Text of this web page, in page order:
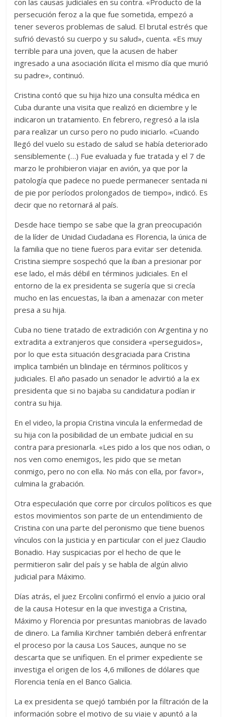
con las causas judiciales en su contra. «Producto de la
persecución feroz a la que fue sometida, empezó a
tener severos problemas de salud. El brutal estrés que
sufrió devastó su cuerpo y su salud», cuenta. «Es muy
terrible para una joven, que la acusen de haber
ingresado a una asociación ilícita el mismo día que murió
su padre», continuó.
Cristina contó que su hija hizo una consulta médica en
Cuba durante una visita que realizó en diciembre y le
indicaron un tratamiento. En febrero, regresó a la isla
para realizar un curso pero no pudo iniciarlo. «Cuando
llegó del vuelo su estado de salud se había deteriorado
sensiblemente (…) Fue evaluada y fue tratada y el 7 de
marzo le prohibieron viajar en avión, ya que por la
patología que padece no puede permanecer sentada ni
de pie por períodos prolongados de tiempo», indicó. Es
decir que no retornará al país.
Desde hace tiempo se sabe que la gran preocupación
de la líder de Unidad Ciudadana es Florencia, la única de
la familia que no tiene fueros para evitar ser detenida.
Cristina siempre sospechó que la iban a presionar por
ese lado, el más débil en términos judiciales. En el
entorno de la ex presidenta se sugería que si crecía
mucho en las encuestas, la iban a amenazar con meter
presa a su hija.
Cuba no tiene tratado de extradición con Argentina y no
extradita a extranjeros que considera «perseguidos»,
por lo que esta situación desgraciada para Cristina
implica también un blindaje en términos políticos y
judiciales. El año pasado un senador le advirtió a la ex
presidenta que si no bajaba su candidatura podían ir
contra su hija.
En el video, la propia Cristina vincula la enfermedad de
su hija con la posibilidad de un embate judicial en su
contra para presionarla. «Les pido a los que nos odian, o
nos ven como enemigos, les pido que se metan
conmigo, pero no con ella. No más con ella, por favor»,
culmina la grabación.
Otra especulación que corre por círculos políticos es que
estos movimientos son parte de un entendimiento de
Cristina con una parte del peronismo que tiene buenos
vínculos con la justicia y en particular con el juez Claudio
Bonadio. Hay suspicacias por el hecho de que le
permitieron salir del país y se habla de algún alivio
judicial para Máximo.
Días atrás, el juez Ercolini confirmó el envío a juicio oral
de la causa Hotesur en la que investiga a Cristina,
Máximo y Florencia por presuntas maniobras de lavado
de dinero. La familia Kirchner también deberá enfrentar
el proceso por la causa Los Sauces, aunque no se
descarta que se unifiquen. En el primer expediente se
investiga el origen de los 4,6 millones de dólares que
Florencia tenía en el Banco Galicia.
La ex presidenta se quejó también por la filtración de la
información sobre el motivo de su viaje y apuntó a la